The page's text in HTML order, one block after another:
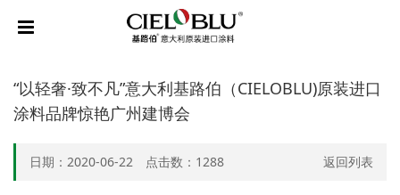
“以轻奢·致不凡”意大利基路伯（CIELOBLU)原装进口
涂料品牌惊艳广州建博会
日期：2020-06-22 点击数： 1288 返回列表